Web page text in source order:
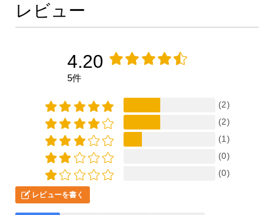
レビュー
4.20
5件
(2)
(2)
(1)
(0)
(0)
レビューを書く